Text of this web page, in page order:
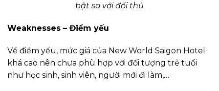
bật so với đối thủ
Weaknesses – Điểm yếu
Về điểm yếu, mức giá của New World Saigon Hotel
khá cao nên chưa phù hợp với đối tượng trẻ tuổi
như học sinh, sinh viên, người mới đi làm,…